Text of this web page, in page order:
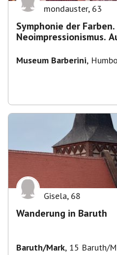
mondauster, 63
Symphonie der
Neoimpressionismus.
Museum Barberini,
Gisela, 68
Wanderung in Baruth
Baruth/Mark, 15 Baruth/